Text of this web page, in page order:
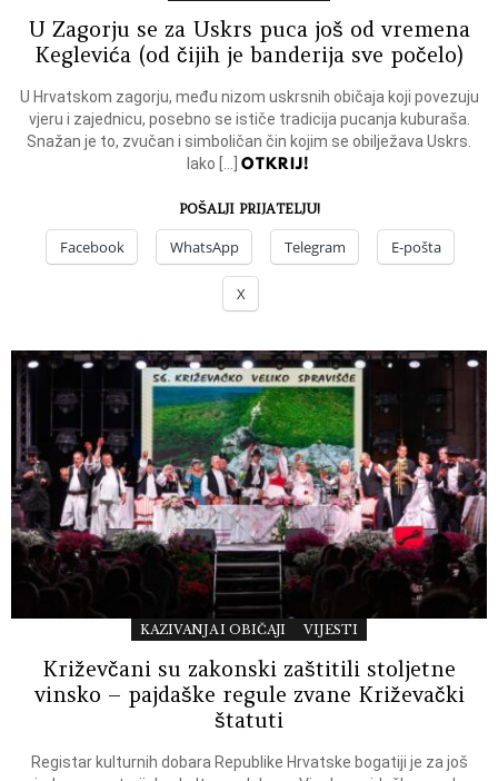
U Zagorju se za Uskrs puca još od vremena
Keglevića (od čijih je banderija sve počelo)
U Hrvatskom zagorju, među nizom uskrsnih običaja koji povezuju
vjeru i zajednicu, posebno se ističe tradicija pucanja kuburaša.
Snažan je to, zvučan i simboličan čin kojim se obilježava Uskrs.
Iako […]OTKRIJ!
POŠALJI PRIJATELJU!
Facebook WhatsApp Telegram E-pošta
X
KAZIVANJA I OBIČAJI VIJESTI
Križevčani su zakonski zaštitili stoljetne
vinsko – pajdaške regule zvane Križevački
štatuti
Registar kulturnih dobara Republike Hrvatske bogatiji je za još